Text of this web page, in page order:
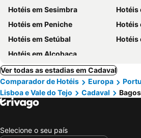
Hotéis em Sesimbra
Hotéis
Hotéis em Peniche
Hotéis
Hotéis em Setúbal
Hotéis
Hotéis em Alcobaça
Ver todas as estadias em Cadaval
Comparador de Hotéis
Europa
Lisboa e Vale do Tejo
Cadaval
Selecione o seu país